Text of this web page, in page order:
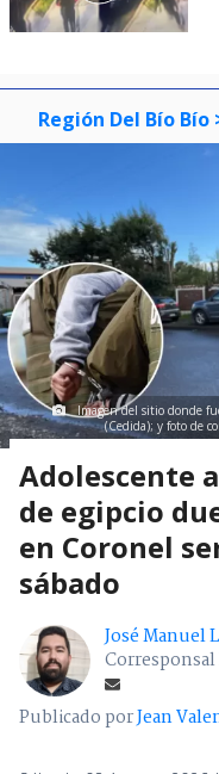
Región Del Bío Bío
Imagen del sitio donde
(Cedida); y foto de
Adolescente
de egipcio
en Coronel
sábado
José Manuel
Corresponsal
Publicado porJean